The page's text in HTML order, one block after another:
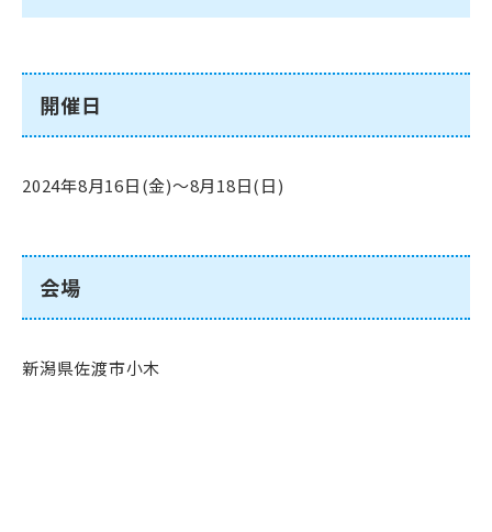
開催日
2024年8月16日(金)～8月18日(日)
会場
新潟県佐渡市小木